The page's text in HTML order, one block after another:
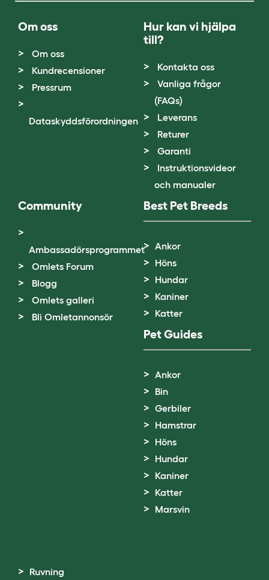
Om oss
Om oss
Kundrecensioner
Pressrum
Dataskyddsförordningen
Hur kan vi hjälpa
till?
Kontakta oss
Vanliga frågor
(FAQs)
Leverans
Returer
Garanti
Instruktionsvideor
och manualer
Community
Ambassadörsprogrammet
Omlets Forum
Blogg
Omlets galleri
Bli Omletannonsör
Best Pet Breeds
Ankor
Höns
Hundar
Kaniner
Katter
Pet Guides
Ankor
Bin
Gerbiler
Hamstrar
Höns
Hundar
Kaniner
Katter
Marsvin
Ruvning